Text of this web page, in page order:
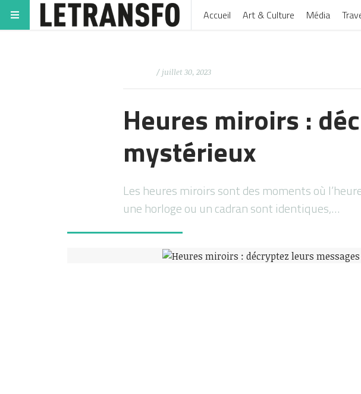
Accueil Art & Culture Média
/ juillet 30, 2023
Heures miroirs :
mystérieux
Les heures miroirs sont des moments où
une horloge ou un cadran sont identiques,…